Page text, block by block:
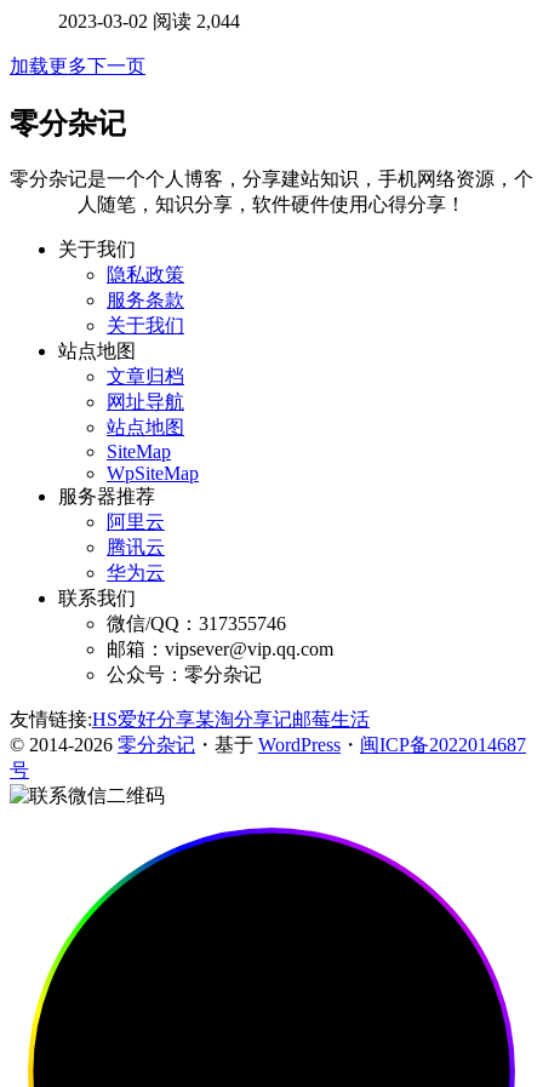
2023-03-02 阅读 2,044
加载更多下一页
零分杂记
零分杂记是一个个人博客，分享建站知识，手机网络资源，个
人随笔，知识分享，软件硬件使用心得分享！
关于我们
隐私政策
服务条款
关于我们
站点地图
文章归档
网址导航
站点地图
SiteMap
WpSiteMap
服务器推荐
阿里云
腾讯云
华为云
联系我们
微信/QQ：317355746
邮箱：vipsever@vip.qq.com
公众号：零分杂记
友情链接:HS爱好分享某淘分享记邮莓生活
© 2014-2026 零分杂记 ・基于 WordPress ・ 闽ICP备2022014687
号